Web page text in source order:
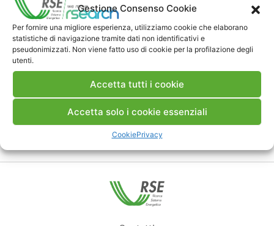
Gestione Consenso Cookie
Per fornire una migliore esperienza, utilizziamo cookie che elaborano
statistiche di navigazione tramite dati non identificativi e
pseudonimizzati. Non viene fatto uso di cookie per la profilazione degli
utenti.
Accetta tutti i cookie
Accetta solo i cookie essenziali
CookiePrivacy
Scarica Memoria
Commenti
Pubblica un commento